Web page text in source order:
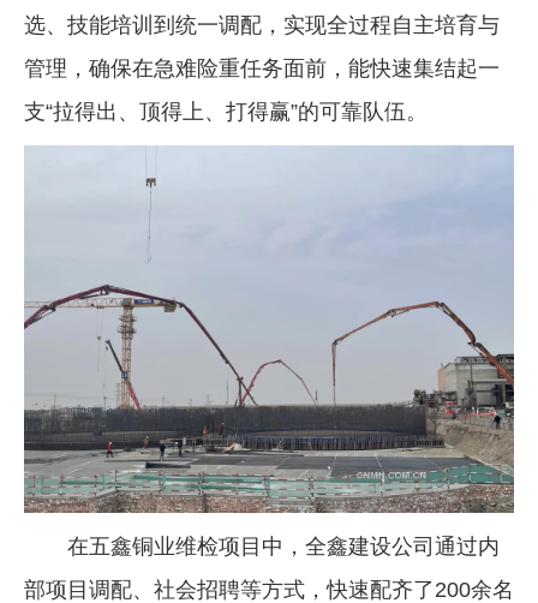
选、技能培训到统一调配，实现全过程自主培育与
管理，确保在急难险重任务面前，能快速集结起一
支“拉得出、顶得上、打得赢”的可靠队伍。
在五鑫铜业维检项目中，全鑫建设公司通过内
部项目调配、社会招聘等方式，快速配齐了200余名